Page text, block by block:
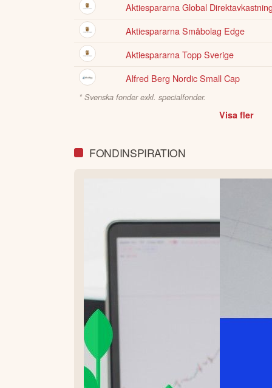
Aktiespararna Global
Aktiespararna Småbolag Edge
Aktiespararna Topp Sverige
Alfred Berg Nordic Small Cap
* Svenska fonder exkl. specialfonder.
Visa fler
FONDINSPIRATION